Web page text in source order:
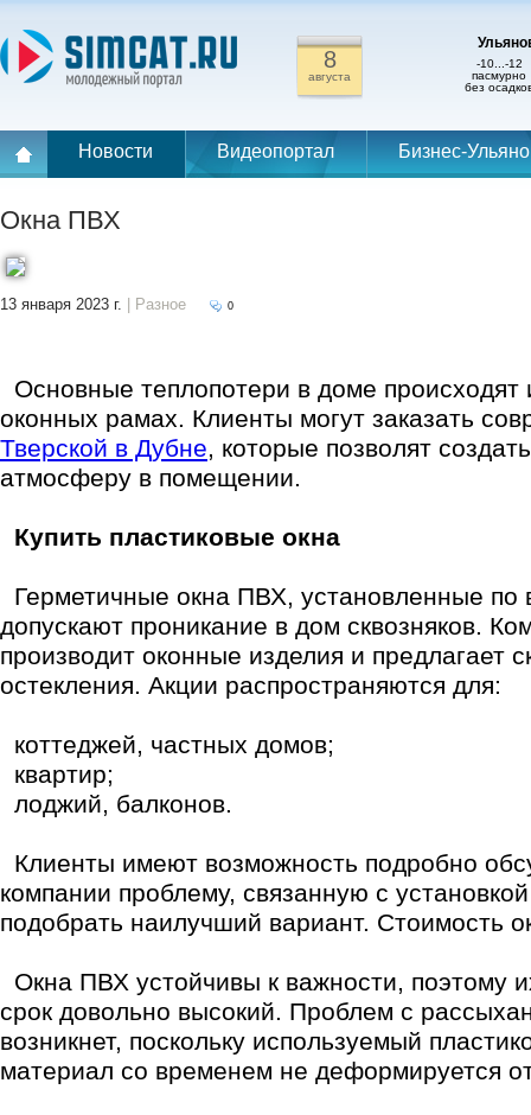
8
августа
-10...-12
пасмурно
без
Новости Видеопортал Бизнес-
Окна ПВХ
13 января 2023 г. | Разное 0
Основные теплопотери в доме происходят
оконных рамах. Клиенты могут заказать
Тверской в Дубне, которые позволят
атмосферу в помещении.
Купить пластиковые окна
Герметичные окна ПВХ, установленные по
допускают проникание в дом сквозняков.
производит оконные изделия и предлагает
остекления. Акции распространяются для:
коттеджей, частных домов;
квартир;
лоджий, балконов.
Клиенты имеют возможность подробно
компании проблему, связанную с
подобрать наилучший вариант. Стоимость
Окна ПВХ устойчивы к важности, поэтому
срок довольно высокий. Проблем с
возникнет, поскольку используемый
материал со временем не деформируется